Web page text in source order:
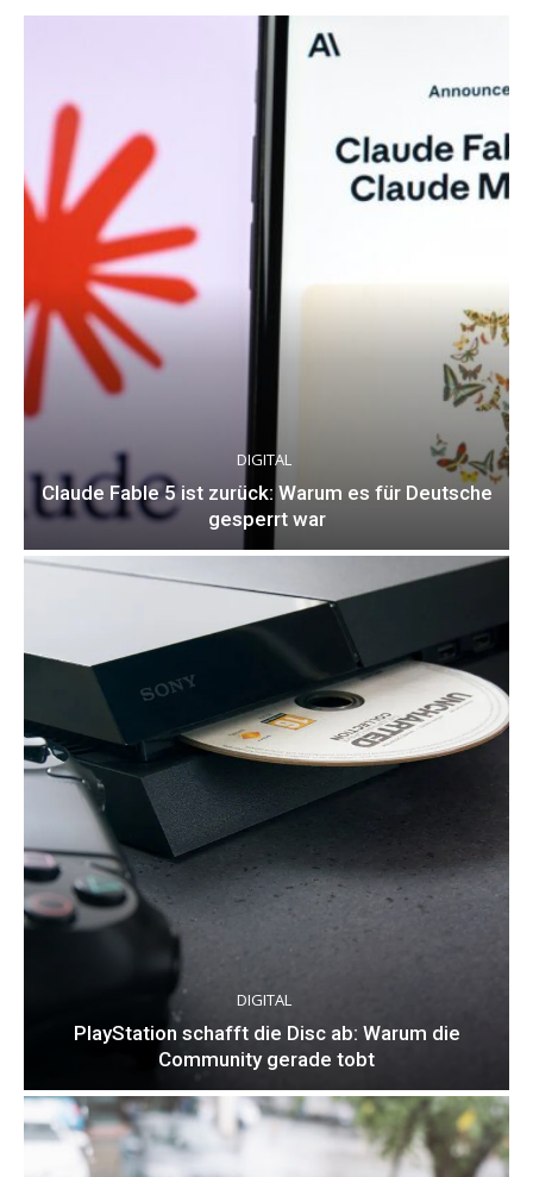
DIGITAL
Claude Fable 5 ist zurück: Warum es für Deutsche
gesperrt war
DIGITAL
PlayStation schafft die Disc ab: Warum die
Community gerade tobt